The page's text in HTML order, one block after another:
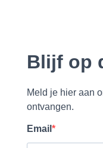
Blijf op
Meld je hier aan
ontvangen.
Email